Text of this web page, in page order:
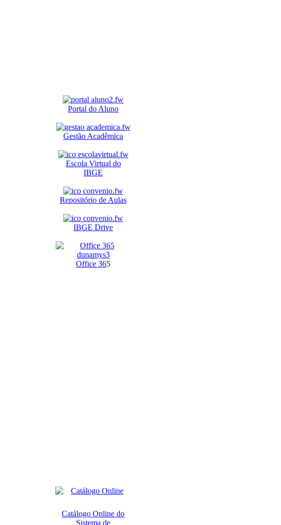
Portal do Aluno
Gestão Acadêmica
Escola Virtual do
IBGE
Repositório de Aulas
IBGE Drive
Office 365
Catálogo Online do
Sistema de